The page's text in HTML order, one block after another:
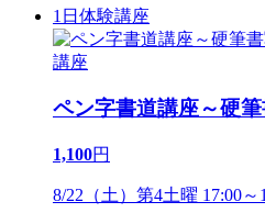
1日体験講座
ペン字書道講座～硬
1,100円
8/22（土）第4土曜 17:00～